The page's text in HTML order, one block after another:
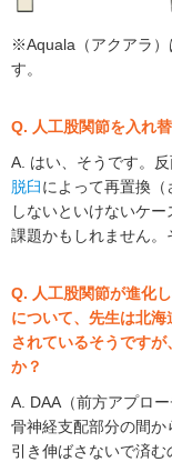
※Aquala（アクアラ）
す。
Q. 人工股関節を入れ
A. はい、そうです。
脱臼によって再置換
しないといけないケ
課題かもしれません。
Q. 人工股関節が進化
について、先生は北
されているそうです
か？
A. DAA（前方アプロ
骨神経支配部分の間
引き伸ばさないで済